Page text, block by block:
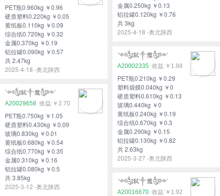
金属0.250kg ￥0.13
铝拉罐0.120kg ￥0.76
共 3kg
2025-4-18 -奥北陕西
PET瓶0.960kg ￥0.96
硬质塑料0.220kg ￥0.05
黄纸板0.110kg ￥0.09
综合纸0.720kg ￥0.32
金属0.370kg ￥0.19
铝拉罐0.090kg ￥0.57
共 2.47kg
2025-4-18 -奥北陕西
༺༃弑༒魔༃༻
A20002335
￥1.88
PET瓶0.210kg ￥0.29
塑料袋膜0.040kg ￥0
硬质塑料0.610kg ￥0.13
玻璃0.440kg ￥0
黄纸板0.240kg ￥0.19
综合纸0.670kg ￥0.3
金属0.290kg ￥0.15
铝拉罐0.130kg ￥0.82
共 2.63kg
2025-3-27 -奥北陕西
༺༃弑༒魔༃༻
A20029658
￥2.70
PET瓶0.750kg ￥1.05
硬质塑料0.430kg ￥0.09
玻璃0.830kg ￥0.01
黄纸板0.680kg ￥0.54
综合纸0.770kg ￥0.35
金属0.310kg ￥0.16
铝拉罐0.080kg ￥0.5
共 3.85kg
2025-3-12 -奥北陕西
༺༃弑༒魔༃༻
A20016670
￥1.92